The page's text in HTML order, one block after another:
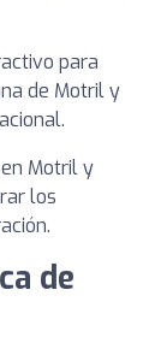
para
de Motril y
Motril y
los
de